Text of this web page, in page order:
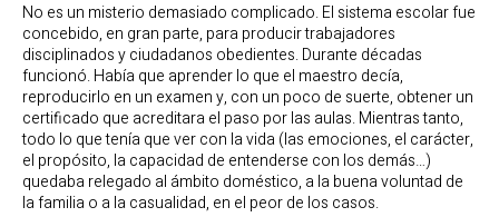
No es un misterio demasiado complicado. El sistema escolar fue
concebido, en gran parte, para producir trabajadores
disciplinados y ciudadanos obedientes. Durante décadas
funcionó. Había que aprender lo que el maestro decía,
reproducirlo en un examen y, con un poco de suerte, obtener un
certificado que acreditara el paso por las aulas. Mientras tanto,
todo lo que tenía que ver con la vida (las emociones, el carácter,
el propósito, la capacidad de entenderse con los demás…)
quedaba relegado al ámbito doméstico, a la buena voluntad de
la familia o a la casualidad, en el peor de los casos.